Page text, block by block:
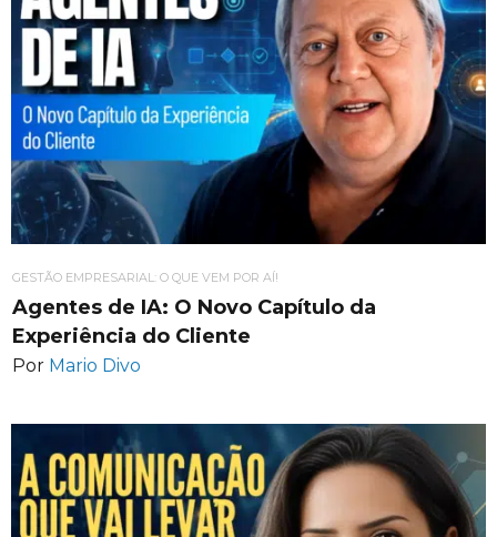
GESTÃO EMPRESARIAL: O QUE VEM POR AÍ!
Agentes de IA: O Novo Capítulo da
Experiência do Cliente
Por Mario Divo